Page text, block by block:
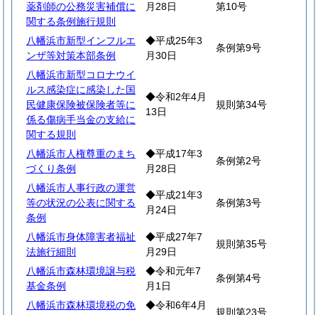
薬剤師の公務災害補償に
関する条例施行規則
月28日
第10号
八幡浜市新型インフルエ
ンザ等対策本部条例
◆平成25年3
月30日
条例第9号
八幡浜市新型コロナウイ
ルス感染症に感染した国
民健康保険被保険者等に
係る傷病手当金の支給に
関する規則
◆令和2年4月
13日
規則第34号
八幡浜市人権尊重のまち
づくり条例
◆平成17年3
月28日
条例第2号
八幡浜市人事行政の運営
等の状況の公表に関する
条例
◆平成21年3
月24日
条例第3号
八幡浜市身体障害者福祉
法施行細則
◆平成27年7
月29日
規則第35号
八幡浜市森林環境譲与税
基金条例
◆令和元年7
月1日
条例第4号
八幡浜市森林環境税の免
◆令和6年4月
規則第23号